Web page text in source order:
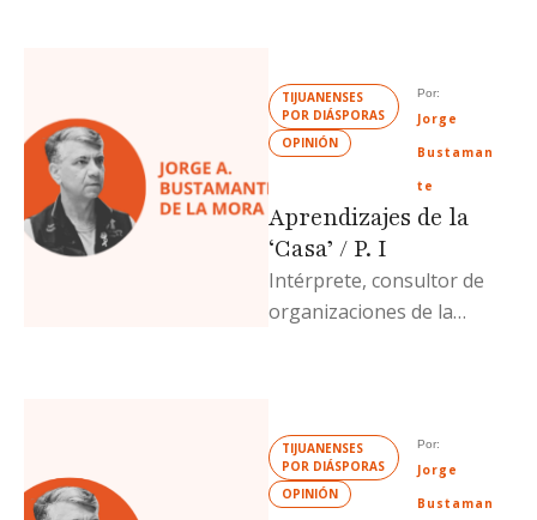
TIJUANENSES
POR DIÁSPORAS
OPINIÓN
Por:
Jorge
Bustaman
te
Aprendizajes de la
‘Casa’ / P. I
Intérprete, consultor de
organizaciones de la
TIJUANENSES
POR DIÁSPORAS
OPINIÓN
Por:
Jorge
Bustaman